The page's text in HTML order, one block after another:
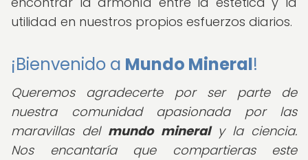
utilidad en nuestros propios esfuerzos diarios.
¡Bienvenido a Mundo Mineral!
Queremos agradecerte por ser parte de
nuestra comunidad apasionada por las
maravillas del mundo mineraly la ciencia.
Nos encantaría que compartieras este